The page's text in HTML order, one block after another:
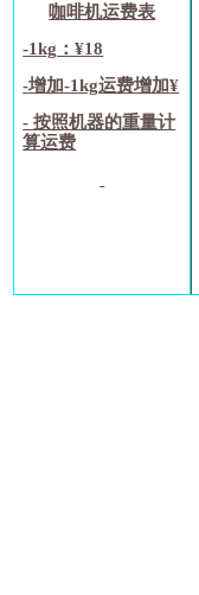
咖啡机运费表
-1kg ：¥18
-增加-1kg运费增加¥
-按照机器的重量计
算运费